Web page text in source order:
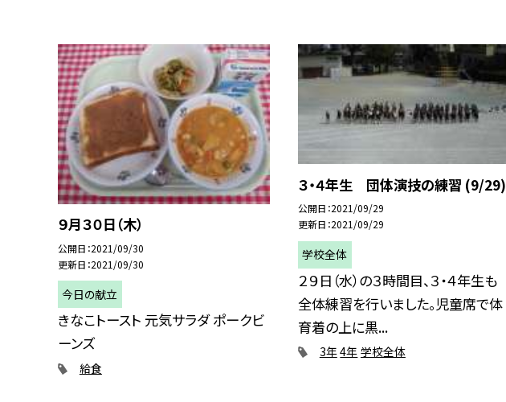
９月３０日（木）
公開日 2021/09/30
更新日 2021/09/30
今日の献立
きなこトースト 元気サラダ ポークビ
ーンズ
給食
３・４年生 団体演技の練習 (9/29)
公開日 2021/09/29
更新日 2021/09/29
学校全体
２９日（水）の３時間目、３・４年生も
全体練習を行いました。児童席で体
育着の上に黒...
3年4年 学校全体